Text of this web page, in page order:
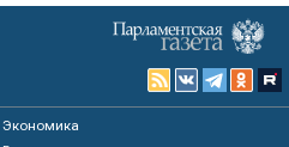
Экономика